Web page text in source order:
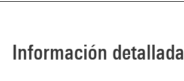
Información detallada